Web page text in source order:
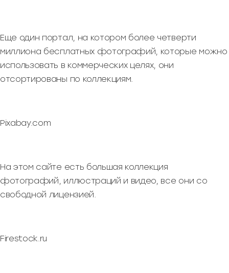
Еще один портал, на котором более четверти
миллиона бесплатных фотографий, которые можно
использовать в коммерческих целях, они
отсортированы по коллекциям.
Pixabay.com
На этом сайте есть большая коллекция
фотографий, иллюстраций и видео, все они со
свободной лицензией.
Firestock.ru